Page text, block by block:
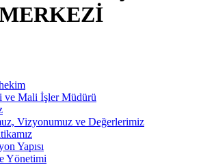
ve Mali İşler Müdürü
Vizyonumuz ve Değerlerimiz
Yapısı
Yönetimi